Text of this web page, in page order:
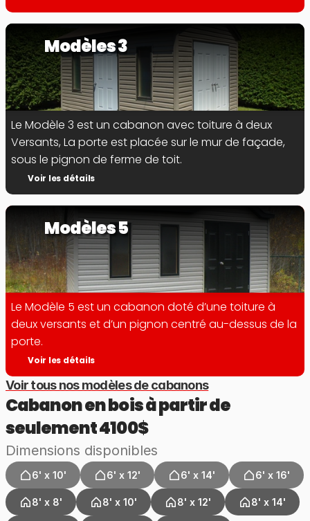
Modèles 3
Le Modèle 3 est un cabanon avec toiture à deux
Versants, La porte est placée sur le mur de façade,
sous le pignon de ferme de toit.
Voir les détails
Modèles 5
Le Modèle 5 est un cabanon doté d’une toiture à
deux versants et d’un pignon centré au-dessus de la
porte.
Voir les détails
Voir tous nos modèles de cabanons
Cabanon en bois à partir de
seulement 4100$
Dimensions disponibles
6' x 10' 6' x 12' 6' x 14' 6' x 16'
8' x 8' 8' x 10' 8' x 12' 8' x 14'